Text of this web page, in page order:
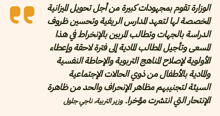
الوزارة تقوم بمجهودات كبيرة من أجل تحويل الميزانية
المخصصة لها لتعهد المدارس الريفية وتحسين ظروف
الدراسة بالجهات وتطالب المربين بالإنخراط في هذا
المسعى وتأجيل المطالب المادية إلى فترة لاحقة وإعطاء
الأولوية لإصلاح المناهج التربوية والإحاطة النفسية
والمادية بالأطفال من ذوي الحالات الإجتماعية
السيئة لتجنيبهم مظاهر الإنحراف والحد من ظاهرة
الإنتحار التي انتشرت مؤخرا. وزير التربية، ناجي جلول